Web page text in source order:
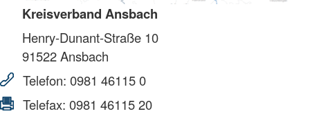
Kreisverband Ansbach
Henry-Dunant-Straße 10
91522Ansbach
Telefon: 0981 46115 0
Telefax: 0981 46115 20